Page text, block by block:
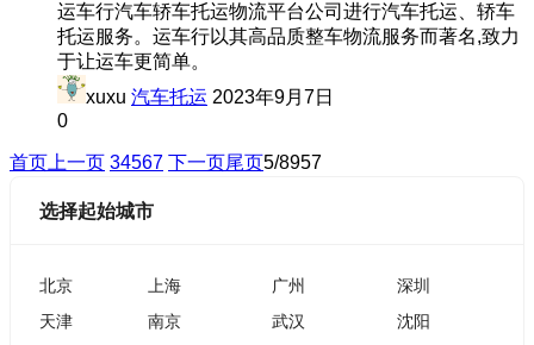
运车行汽车轿车托运物流平台公司进行汽车托运、轿车
托运服务。运车行以其高品质整车物流服务而著名,致力
于让运车更简单。
xuxu 汽车托运 2023年9月7日
0
首页 上一页 34567 下一页尾页5/8957
选择起始城市
北京 上海 广州
深圳
天津
南京 武汉
沈阳